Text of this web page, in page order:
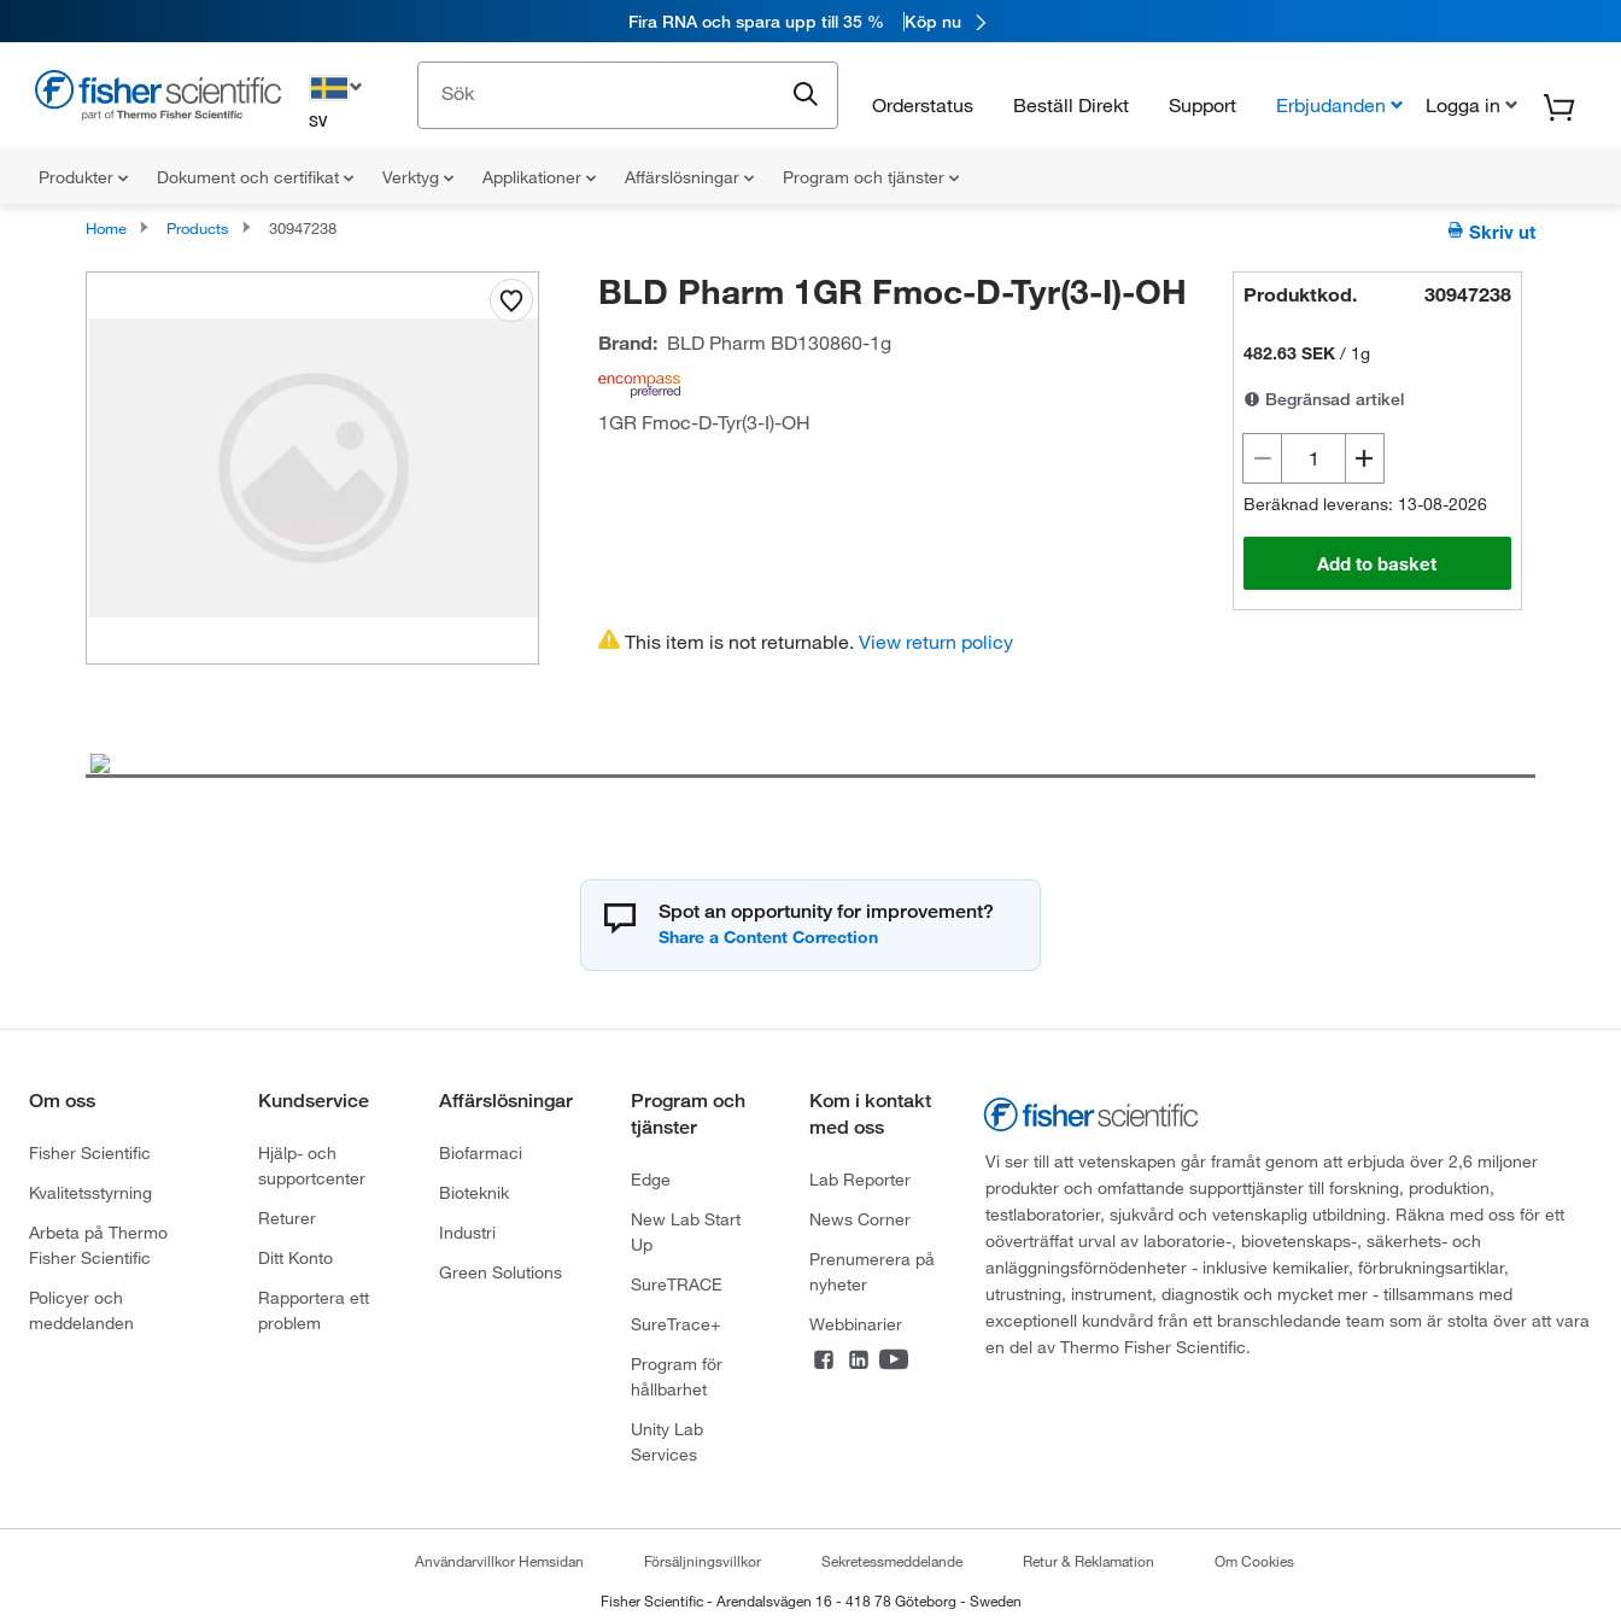
Fira RNA och spara upp till 35 % Köp nu
SV
Orderstatus Beställ Direkt Support Erbjudanden Logga in
Produkter Dokument och certifikat Verktyg Applikationer Affärslösningar Program och tjänster
Home Products 30947238 Skriv ut
BLD Pharm 1GR Fmoc-D-Tyr(3-I)-OH
Brand: BLD Pharm BD130860-1g
1GR Fmoc-D-Tyr(3-I)-OH
Produktkod. 30947238
482.63 SEK / 1g
Begränsad artikel
Beräknad leverans: 13-08-2026
Add to basket
This item is not returnable. View return policy
Spot an opportunity for improvement?
Om oss
Fisher Scientific
Kvalitetsstyrning
Arbeta på Thermo
Fisher Scientific
Policyer och
meddelanden
Kundservice
Hjälp- och
supportcenter
Returer
Ditt Konto
Rapportera ett
problem
Affärslösningar
Biofarmaci
Bioteknik
Industri
Green Solutions
Program och
tjänster
Edge
New Lab Start
Up
SureTRACE
SureTrace+
Program för
hållbarhet
Unity Lab
Services
Kom i kontakt
med oss
Lab Reporter
News Corner
Prenumerera på
nyheter
Webbinarier
Vi ser till att vetenskapen går framåt genom att erbjuda över 2,6 miljoner
produkter och omfattande supporttjänster till forskning, produktion,
testlaboratorier, sjukvård och vetenskaplig utbildning. Räkna med oss för ett
oöverträffat urval av laboratorie-, biovetenskaps-, säkerhets- och
anläggningsförnödenheter - inklusive kemikalier, förbrukningsartiklar,
utrustning, instrument, diagnostik och mycket mer - tillsammans med
exceptionell kundvård från ett branschledande team som är stolta över att vara
en del av Thermo Fisher Scientific.
Användarvillkor Hemsidan Försäljningsvillkor Sekretessmeddelande Retur & Reklamation Om Cookies
Fisher Scientific - Arendalsvägen 16 - 418 78 Göteborg - Sweden